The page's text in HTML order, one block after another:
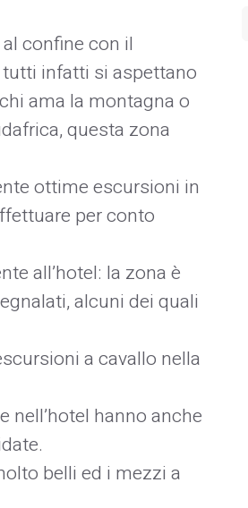
confine con il
infatti si aspettano
ama la montagna o
questa zona
ottime escursioni in
per conto
all’hotel: la zona è
alcuni dei quali
a cavallo nella
nell’hotel hanno anche
belli ed i mezzi a